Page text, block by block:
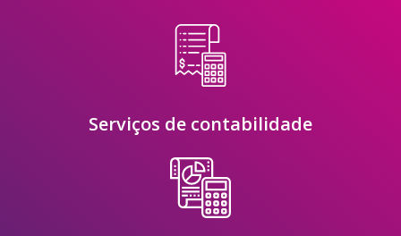
Serviços de contabilidade